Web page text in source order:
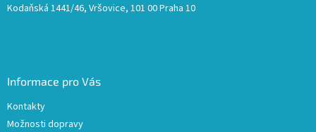
Kodaňská 1441/46, Vršovice, 101 00 Praha 10
Informace pro Vás
Kontakty
Možnosti dopravy